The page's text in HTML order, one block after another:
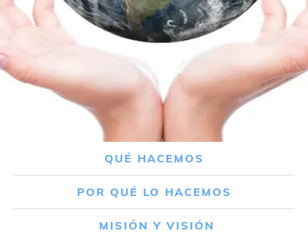
QUÉ HACEMOS
POR QUÉ LO HACEMOS
MISIÓN Y VISIÓN